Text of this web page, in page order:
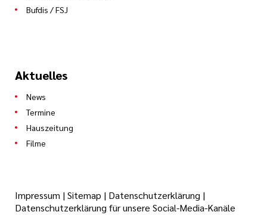
Bufdis / FSJ
Aktuelles
News
Termine
Hauszeitung
Filme
Impressum |Sitemap | Datenschutzerklärung |
Datenschutzerklärung für unsere Social-Media-Kanäle